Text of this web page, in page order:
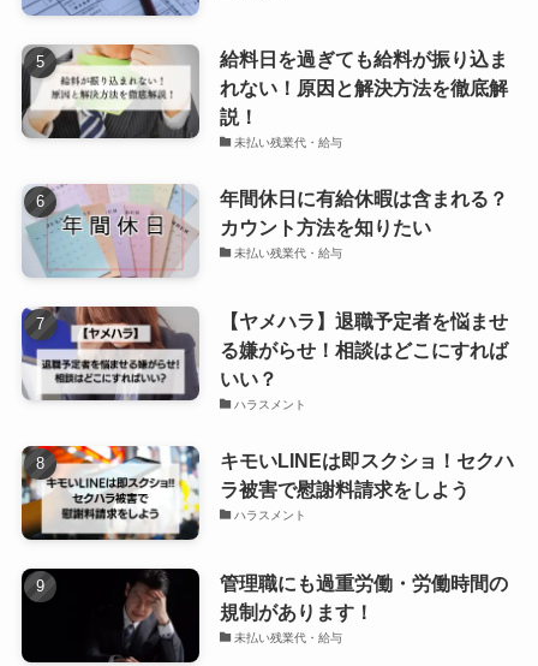
給料日を過ぎても給料が振り込ま
れない！原因と解決方法を徹底解
説！
未払い残業代・給与
年間休日に有給休暇は含まれる？
カウント方法を知りたい
未払い残業代・給与
【ヤメハラ】退職予定者を悩ませ
る嫌がらせ！相談はどこにすれば
いい？
ハラスメント
キモいLINEは即スクショ！セクハ
ラ被害で慰謝料請求をしよう
ハラスメント
管理職にも過重労働・労働時間の
規制があります！
未払い残業代・給与